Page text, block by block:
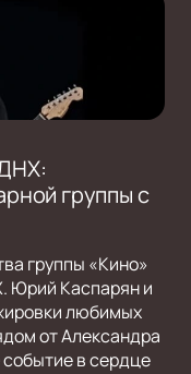
группы с
группы «Кино»
Юрий Каспарян и
любимых
от Александра
в сердце